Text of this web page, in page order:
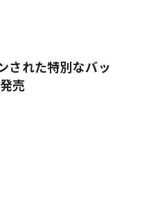
された特別なバッ
売